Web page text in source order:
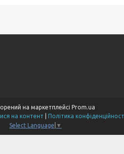
на маркетплейсі Prom.ua
на контент
Політика
Select Language ▼